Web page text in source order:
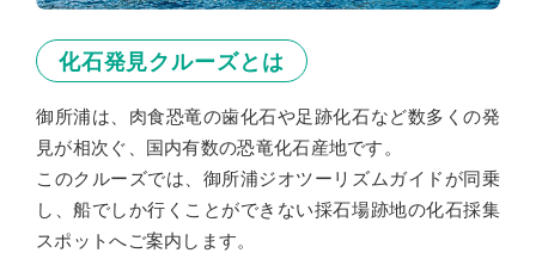
ん。
備ください。
◯トイレは出発前に済ませてください。（現地に
はトイレがありません）
◯体験中は同行ガイドの指示に必ず従ってくださ
化石発見クルーズとは
御所浦は、肉食恐竜の歯化石や足跡化石など数多くの発
見が相次ぐ、国内有数の恐竜化石産地です。
このクルーズでは、御所浦ジオツーリズムガイドが同乗
し、船でしか行くことができない採石場跡地の化石採集
スポットへご案内します。